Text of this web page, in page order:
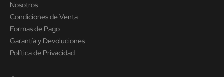
Nosotros
Condiciones de Venta
Formas de Pago
Garantía y Devoluciones
Política de Privacidad